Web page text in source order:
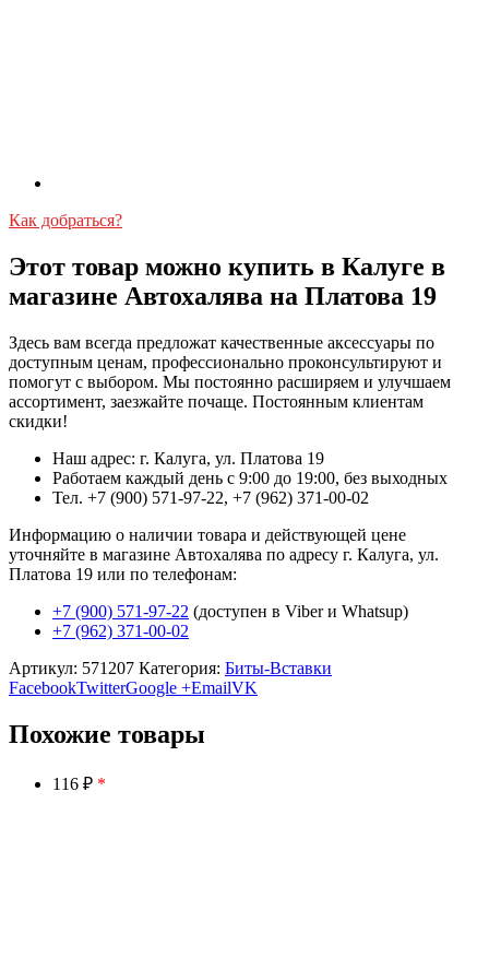
Как добраться?
Этот товар можно купить в Калуге в
магазине Автохалява на Платова 19
Здесь вам всегда предложат качественные аксессуары по
доступным ценам, профессионально проконсультируют и
помогут с выбором. Мы постоянно расширяем и улучшаем
ассортимент, заезжайте почаще. Постоянным клиентам
скидки!
Наш адрес: г. Калуга, ул. Платова 19
Работаем каждый день с 9:00 до 19:00, без выходных
Тел. +7 (900) 571-97-22, +7 (962) 371-00-02
Информацию о наличии товара и действующей цене
уточняйте в магазине Автохалява по адресу г. Калуга, ул.
Платова 19 или по телефонам:
+7 (900) 571-97-22 (доступен в Viber и Whatsup)
+7 (962) 371-00-02
Артикул: 571207 Категория: Биты-Вставки
FacebookTwitterGoogle +EmailVK
Похожие товары
116 ₽ *